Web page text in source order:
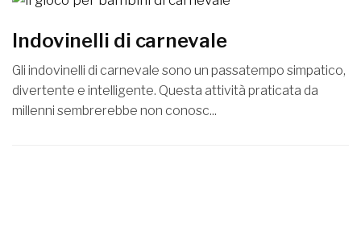
Indovinelli di carnevale
Gli indovinelli di carnevale sono un passatempo simpatico,
divertente e intelligente. Questa attività praticata da
millenni sembrerebbe non conosc...